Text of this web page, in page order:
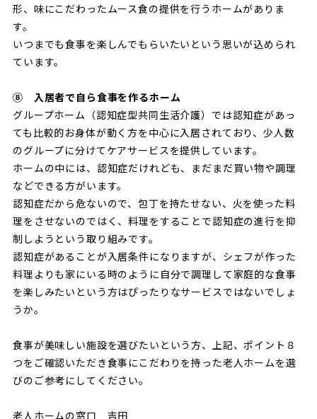
形、味にこだわったムース食の提供を行うホームがありま
す。
いつまでも食事を楽しんでもらいたいという思いが込められ
ています。
⑧ 入居者で自ら食事を作るホーム
グループホーム（認知症型共同生活介護）では認知症があっ
ても比較的お身体が動く方を中心に入居されており、少人数
のグループに分けてケアサービスを提供しています。
ホームの中には、認知症だけれども、まだまだ買い物や調理
などできる方がいます。
認知症だから危ないので、包丁を持たせない、火を使った料
理をさせないのではく、料理をすることで認知症の進行を抑
制しようという取り組みです。
認知症があることが入居条件になりますが、シェフが作った
料理よりも家にいる時のように自分で調理して家庭的な食事
を楽しみたいという方はぴったりなサービスではないでしょ
うか。
食事が美味しい施設を選びたいという方、上記、ポイント８
つをご確認いただき食事にこだわりを持った老人ホームを選
びのご参考にしてください。
老人ホームの窓口 吉田